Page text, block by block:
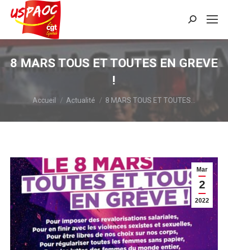
Recherche
8 MARS TOUS ET TOUTES EN GREVE
!
Vous êtes ici :
Accueil Actualité 8 MARS TOUS ET TOUTES…
Mar
2
2022